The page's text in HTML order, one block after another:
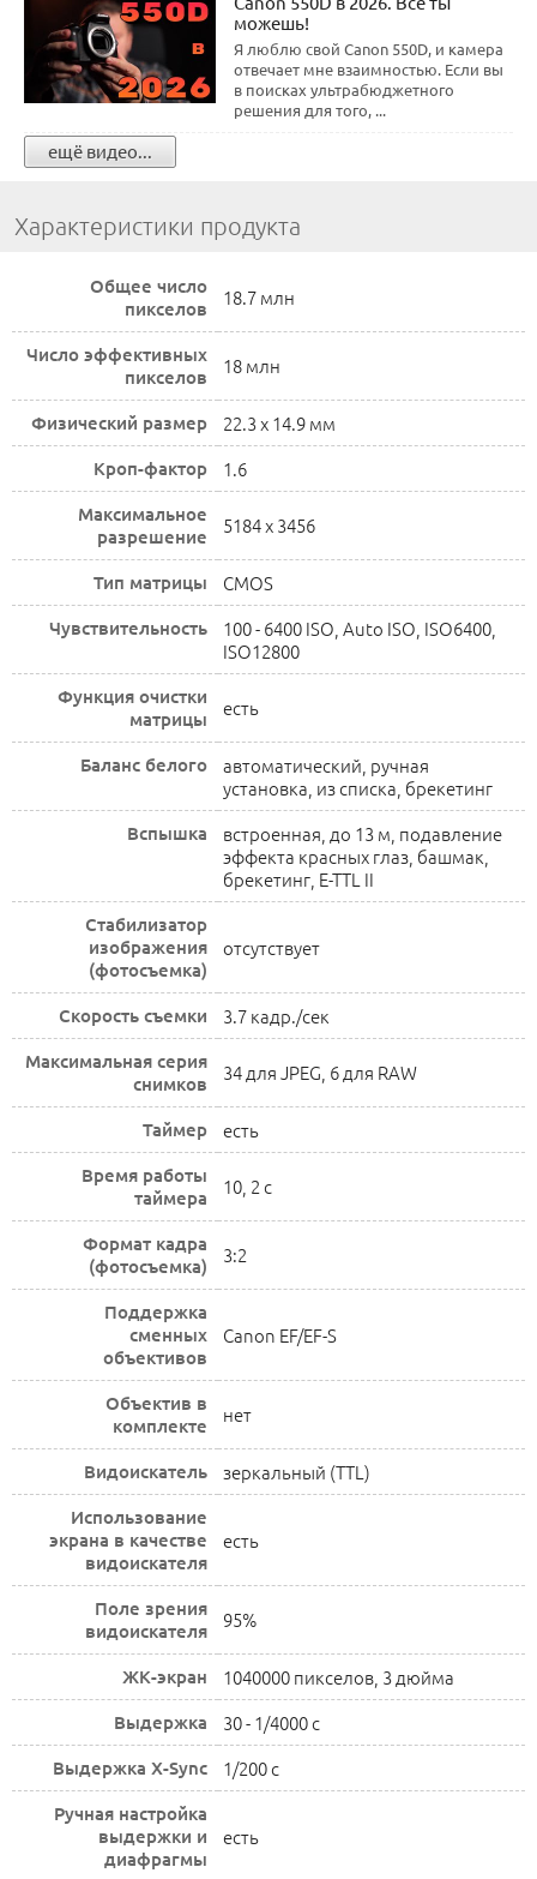
можешь!
Я люблю свой Canon 550D, и камера
отвечает мне взаимностью. Если вы
в поисках ультрабюджетного
решения для того, ...
ещё видео...
Характеристики продукта
Общее число
пикселов
18.7 млн
Число эффективных
пикселов
18 млн
Физический размер 22.3 х 14.9 мм
Кроп-фактор 1.6
Максимальное
разрешение
5184 x 3456
Тип матрицы CMOS
Чувствительность
100 - 6400 ISO, Auto ISO, ISO6400,
ISO12800
Функция очистки
матрицы
есть
Баланс белого
автоматический, ручная
установка, из списка, брекетинг
Вспышка
встроенная, до 13 м, подавление
эффекта красных глаз, башмак,
брекетинг, E-TTL II
Стабилизатор
изображения
(фотосъемка)
отсутствует
Скорость съемки 3.7 кадр./сек
Максимальная серия
снимков
34 для JPEG, 6 для RAW
Таймер есть
Время работы
таймера
10, 2 c
Формат кадра
(фотосъемка)
3:2
Поддержка
сменных
объективов
Canon EF/EF-S
Объектив в
комплекте
нет
Видоискатель зеркальный (TTL)
Использование
экрана в качестве
видоискателя
есть
Поле зрения
видоискателя
95%
ЖК-экран 1040000 пикселов, 3 дюйма
Выдержка 30 - 1/4000 с
Выдержка X-Sync 1/200 c
Ручная настройка
выдержки и
диафрагмы
есть